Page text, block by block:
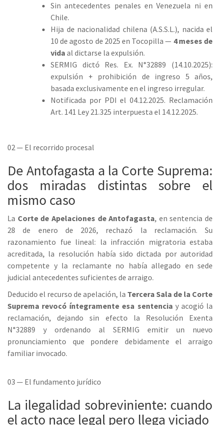
Sin antecedentes penales en Venezuela ni en
Chile.
Hija de nacionalidad chilena (A.S.S.L.), nacida el
10 de agosto de 2025 en Tocopilla — 4 meses de
vida al dictarse la expulsión.
SERMIG dictó Res. Ex. N°32889 (14.10.2025):
expulsión + prohibición de ingreso 5 años,
basada exclusivamente en el ingreso irregular.
Notificada por PDI el 04.12.2025. Reclamación
Art. 141 Ley 21.325 interpuesta el 14.12.2025.
02 — El recorrido procesal
De Antofagasta a la Corte Suprema:
dos miradas distintas sobre el
mismo caso
La Corte de Apelaciones de Antofagasta, en sentencia de
28 de enero de 2026, rechazó la reclamación. Su
razonamiento fue lineal: la infracción migratoria estaba
acreditada, la resolución había sido dictada por autoridad
competente y la reclamante no había allegado en sede
judicial antecedentes suficientes de arraigo.
Deducido el recurso de apelación, la Tercera Sala de la Corte
Suprema revocó íntegramente esa sentencia y acogió la
reclamación, dejando sin efecto la Resolución Exenta
N°32889 y ordenando al SERMIG emitir un nuevo
pronunciamiento que pondere debidamente el arraigo
familiar invocado.
03 — El fundamento jurídico
La ilegalidad sobreviniente: cuando
el acto nace legal pero llega viciado